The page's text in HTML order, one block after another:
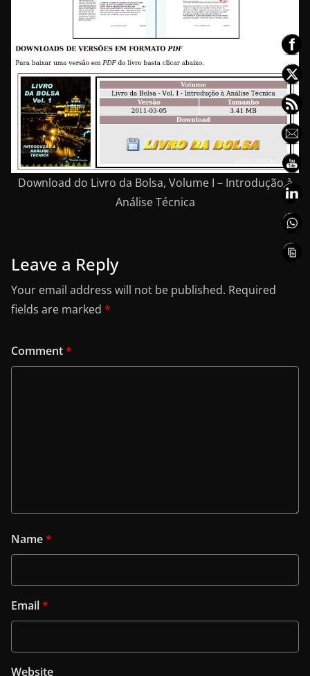
Download do Livro da Bolsa, Volume I – Introdução à
Análise Técnica
Leave a Reply
Your email address will not be published. Required
fields are marked *
Comment*
Name*
Email*
Website